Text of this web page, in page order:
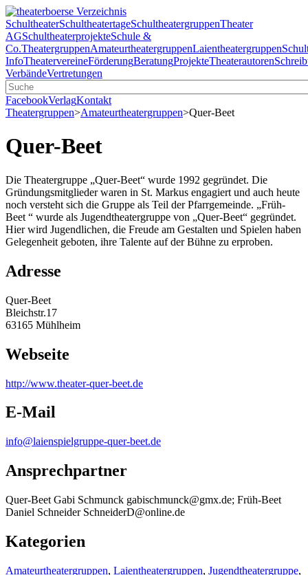
SchultheaterSchultheatertageSchultheatergruppenTheater
AGSchultheaterprojekteSchule &
Co.TheatergruppenAmateurtheatergruppenLaientheatergruppen
InfoTheatervereineFörderungBeratungProjekteTheaterautoren
VerbändeVertretungen
FacebookVerlagKontakt
Theatergruppen>Amateurtheatergruppen>Quer-Beet
Quer-Beet
Die Theatergruppe „Quer-Beet“ wurde 1992 gegründet. Die
Gründungsmitglieder waren in St. Markus engagiert und auch heute
noch versteht sich die Gruppe als Teil der Pfarrgemeinde. „Früh-
Beet “ wurde als Jugendtheatergruppe von „Quer-Beet“ gegründet.
Hier wird Jugendlichen, die Freude am Gestalten und Spielen haben
Gelegenheit geboten, ihre Talente auf der Bühne zu erproben.
Adresse
Quer-Beet
Bleichstr.17
63165 Mühlheim
Webseite
http://www.theater-quer-beet.de
E-Mail
info@laienspielgruppe-quer-beet.de
Ansprechpartner
Quer-Beet Gabi Schmunck gabischmunck@gmx.de; Früh-Beet
Daniel Schneider SchneiderD@online.de
Kategorien
Amateurtheatergruppen, Laientheatergruppen, Jugendtheatergruppe,